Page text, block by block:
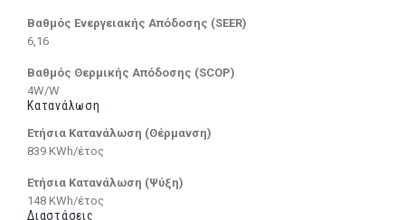
Βαθμός Ενεργειακής Απόδοσης (SEER)
6,16
Βαθμός Θερμικής Απόδοσης (SCOP)
4W/W
Κατανάλωση
Ετήσια Κατανάλωση (Θέρμανση)
839 KWh/έτος
Ετήσια Κατανάλωση (Ψύξη)
148 KWh/έτος
Διαστάσεις